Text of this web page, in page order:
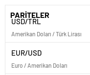
PARİTELER
USD/TRL
Amerikan Doları / Türk Lirası
EUR/USD
Euro / Amerikan Doları